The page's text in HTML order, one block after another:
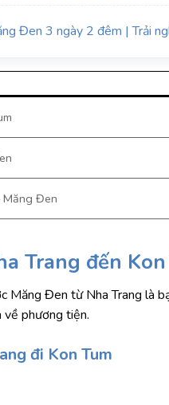
Đen 3 ngày 2 đêm | Trải
Măng Đen
Trang đến
Măng Đen từ Nha Trang là
về phương tiện.
đi Kon Tum